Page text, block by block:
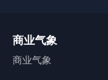
商业气象
商业气象